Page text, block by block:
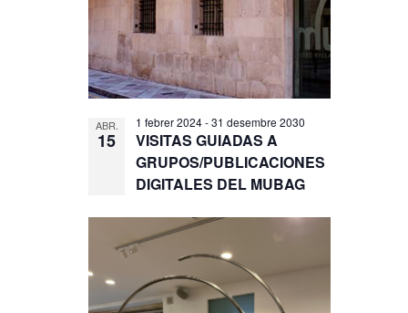
ABR.
15
VISITAS GUIADAS A
GRUPOS/PUBLICACIONES
DIGITALES DEL MUBAG
1 febrer 2024-31 desembre 2030